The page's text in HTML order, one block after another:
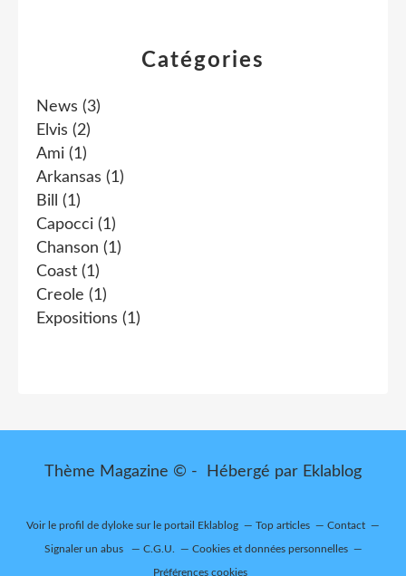
Catégories
News (3)
Elvis (2)
Ami (1)
Arkansas (1)
Bill
(1)
Capocci (1)
Chanson (1)
Coast (1)
Creole (1)
Expositions (1)
Thème Magazine © - Hébergé par Eklablog
Voir le profil de dyloke sur le portail Eklablog Top articles Contact
Signaler un abus C.G.U. Cookies et données personnelles
Préférences cookies